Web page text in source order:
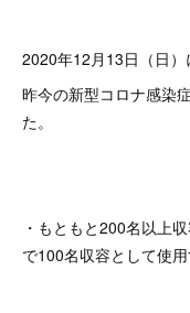
2020年12月13日（日）
昨今の新型コロナ感染
た。
・もともと200名以上
で100名収容として使用